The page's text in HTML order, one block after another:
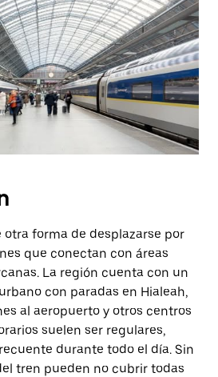
forma de desplazarse por
que conectan con áreas
La región cuenta con un
con paradas en Hialeah,
al aeropuerto y otros centros
suelen ser regulares,
durante todo el día. Sin
tren pueden no cubrir todas